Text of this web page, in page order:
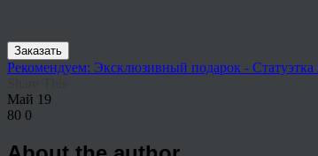
Заказать
Рекомендуем: Эксклюзивный подарок - Статуэтка
Май 19
80 0